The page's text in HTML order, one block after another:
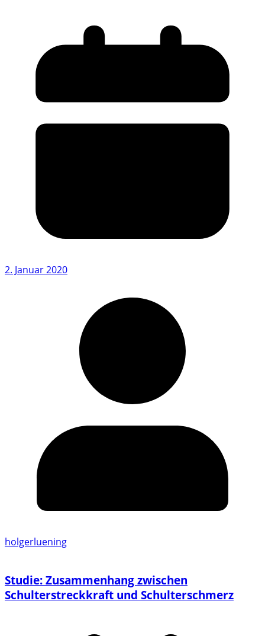
2. Januar 2020
holgerluening
Studie: Zusammenhang zwischen
Schulterstreckkraft und Schulterschmerz